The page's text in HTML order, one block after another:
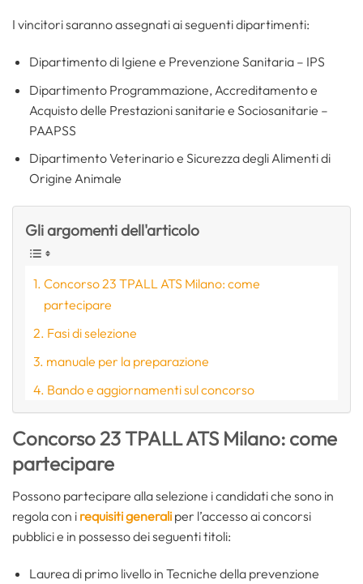
I vincitori saranno assegnati ai seguenti dipartimenti:
Dipartimento di Igiene e Prevenzione Sanitaria – IPS
Dipartimento Programmazione, Accreditamento e
Acquisto delle Prestazioni sanitarie e Sociosanitarie –
PAAPSS
Dipartimento Veterinario e Sicurezza degli Alimenti di
Origine Animale
Gli argomenti dell'articolo
Concorso 23 TPALL ATS Milano: come
partecipare
Fasi di selezione
manuale per la preparazione
Bando e aggiornamenti sul concorso
Concorso 23 TPALL ATS Milano: come
partecipare
Possono partecipare alla selezione i candidati che sono in
regola con i requisiti generali per l’accesso ai concorsi
pubblici e in possesso dei seguenti titoli:
Laurea di primo livello in Tecniche della prevenzione